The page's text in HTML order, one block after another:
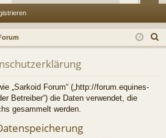
m
el
n
ist
rie
u
„Sarkoid Forum“ („http://forum.equines-
Betreiber“) die Daten verwendet, die
gesammelt werden.